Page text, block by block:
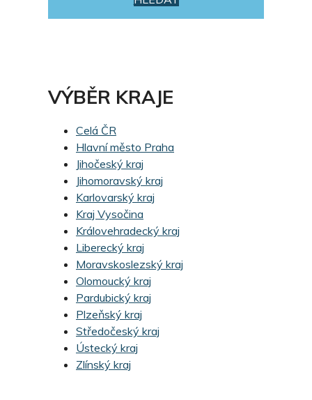
VÝBĚR KRAJE
Celá ČR
Hlavní město Praha
Jihočeský kraj
Jihomoravský kraj
Karlovarský kraj
Kraj Vysočina
Královehradecký kraj
Liberecký kraj
Moravskoslezský kraj
Olomoucký kraj
Pardubický kraj
Plzeňský kraj
Středočeský kraj
Ústecký kraj
Zlínský kraj